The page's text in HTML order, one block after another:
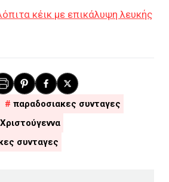
κέικ με επικάλυψη λευκής
παραδοσιακες συνταγες
Χριστούγεννα
συνταγες